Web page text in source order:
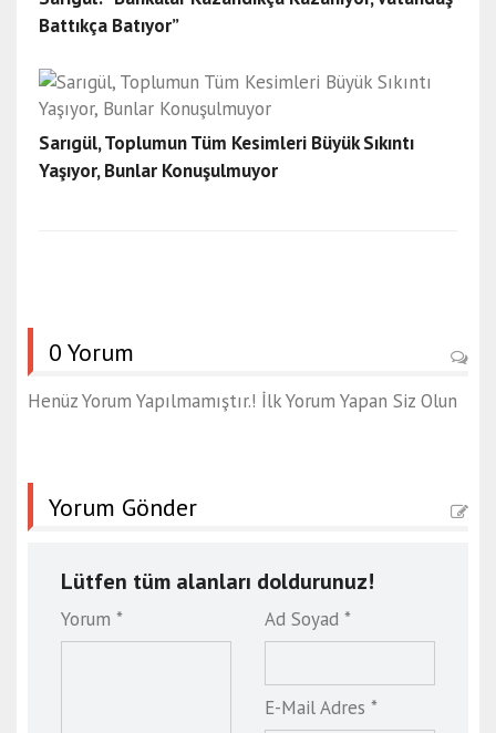
Battıkça Batıyor”
Sarıgül, Toplumun Tüm Kesimleri Büyük Sıkıntı
Yaşıyor, Bunlar Konuşulmuyor
0 Yorum
Henüz Yorum Yapılmamıştır.! İlk Yorum Yapan Siz Olun
Yorum Gönder
Lütfen tüm alanları doldurunuz!
Yorum * Ad Soyad *
E-Mail Adres *